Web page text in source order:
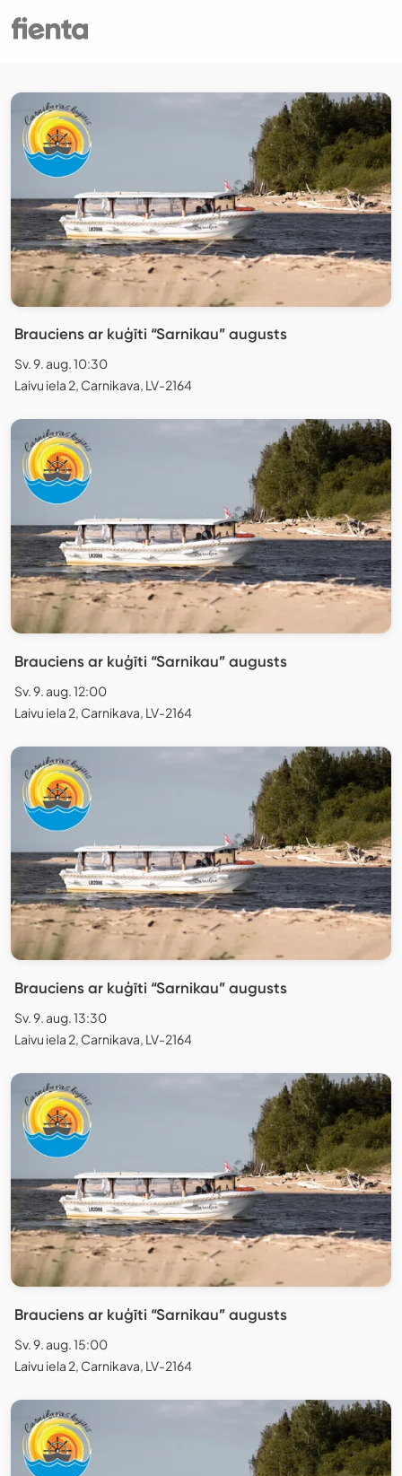
Brauciens ar kuģīti “Sarnikau” augusts
Sv. 9. aug. 10:30
Laivu iela 2, Carnikava, LV-2164
Brauciens ar kuģīti “Sarnikau” augusts
Sv. 9. aug. 12:00
Laivu iela 2, Carnikava, LV-2164
Brauciens ar kuģīti “Sarnikau” augusts
Sv. 9. aug. 13:30
Laivu iela 2, Carnikava, LV-2164
Brauciens ar kuģīti “Sarnikau” augusts
Sv. 9. aug. 15:00
Laivu iela 2, Carnikava, LV-2164